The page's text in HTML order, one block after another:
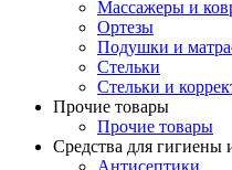
Массажеры и
Ортезы
Подушки и
Стельки
Стельки и
Прочие товары
Прочие товары
Средства для гигиены
Антисептики